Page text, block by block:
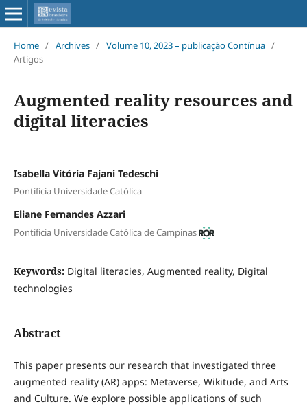
Home / Archives / Volume 10, 2023 – publicação Contínua /
Artigos
Augmented reality resources and
digital literacies
Isabella Vitória Fajani Tedeschi
Pontifícia Universidade Católica
Eliane Fernandes Azzari
Pontifícia Universidade Católica de Campinas
Keywords: Digital literacies, Augmented reality, Digital
technologies
Abstract
This paper presents our research that investigated three
augmented reality (AR) apps: Metaverse, Wikitude, and Arts
and Culture. We explore possible applications of such